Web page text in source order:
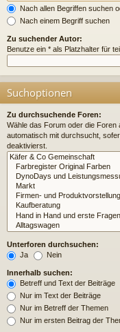
Nach allen Begriffen suchen
Nach einem Begriff suchen
Zu suchender Autor:
Benutze ein * als Platzhalter für
Suchoptionen
Zu durchsuchende Foren:
Wähle das Forum oder die
automatisch mit durchsucht,
deaktivierst.
Unterforen durchsuchen:
Ja
Nein
Innerhalb suchen:
Betreff und Text der Beiträge
Nur im Text der Beiträge
Nur im Betreff der Themen
Nur im ersten Beitrag der